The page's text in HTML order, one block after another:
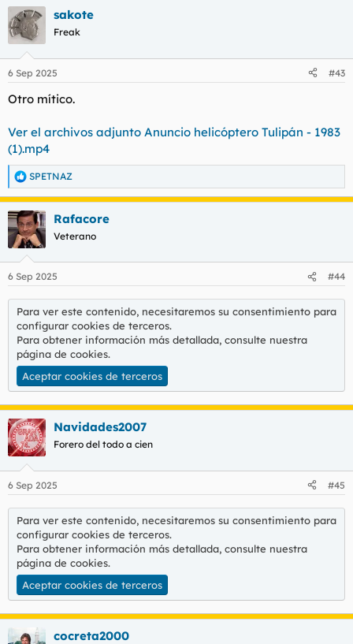
sakote
Freak
6 Sep 2025 #43
Otro mítico.
Ver el archivos adjunto Anuncio helicóptero Tulipán - 1983
(1).mp4
R
e
a
c
c
i
e
SPETNAZ
Rafacore
Veterano
6 Sep 2025 #44
Para ver este contenido, necesitaremos su consentimiento para
configurar cookies de terceros.
Para obtener información más detallada, consulte nuestra
página de cookies.
Aceptar cookies de terceros
Navidades2007
Forero del todo a cien
6 Sep 2025 #45
Para ver este contenido, necesitaremos su consentimiento para
configurar cookies de terceros.
Para obtener información más detallada, consulte nuestra
página de cookies.
Aceptar cookies de terceros
cocreta2000